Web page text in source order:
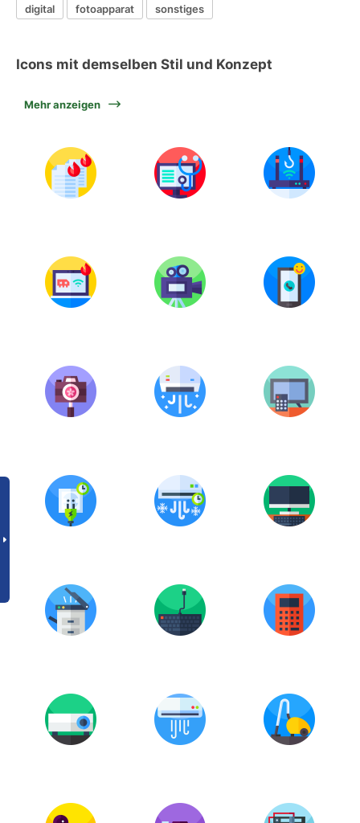
digital
fotoapparat sonstiges
Icons mit demselben Stil und Konzept
Mehr anzeigen